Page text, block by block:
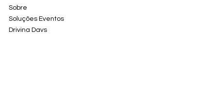
Sobre
Soluções Eventos
Driving Days